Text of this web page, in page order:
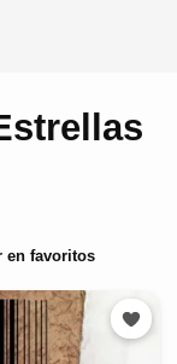
en favoritos